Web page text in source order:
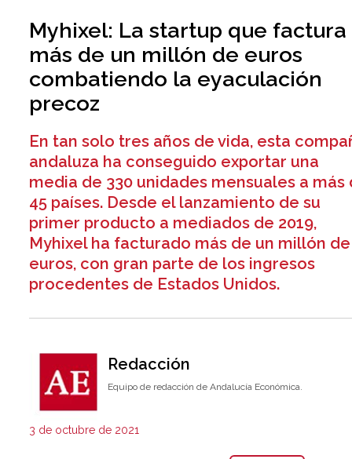
Myhixel: La startup que factura
más de un millón de euros
combatiendo la eyaculación
precoz
En tan solo tres años de vida, esta
andaluza ha conseguido exportar una
media de 330 unidades mensuales a más
45 países. Desde el lanzamiento de su
primer producto a mediados de 2019,
Myhixel ha facturado más de un millón de
euros, con gran parte de los ingresos
procedentes de Estados Unidos.
Redacción
Equipo de redacción de Andalucía Económica.
3 de octubre de 2021